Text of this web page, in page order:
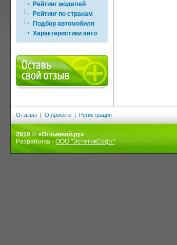
Рейтинг моделей
Рейтинг по странам
Подбор автомобиля
Характеристики авто
Отзывы | О проекте | Регистрация
2010 © «Отзывной.ру»
Разработка - ООО "ЭстетикСофт"